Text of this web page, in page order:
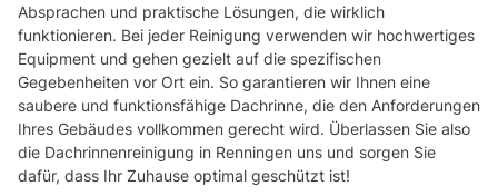
Absprachen und praktische Lösungen, die wirklich
funktionieren. Bei jeder Reinigung verwenden wir hochwertiges
Equipment und gehen gezielt auf die spezifischen
Gegebenheiten vor Ort ein. So garantieren wir Ihnen eine
saubere und funktionsfähige Dachrinne, die den Anforderungen
Ihres Gebäudes vollkommen gerecht wird. Überlassen Sie also
die Dachrinnenreinigung in Renningen uns und sorgen Sie
dafür, dass Ihr Zuhause optimal geschützt ist!